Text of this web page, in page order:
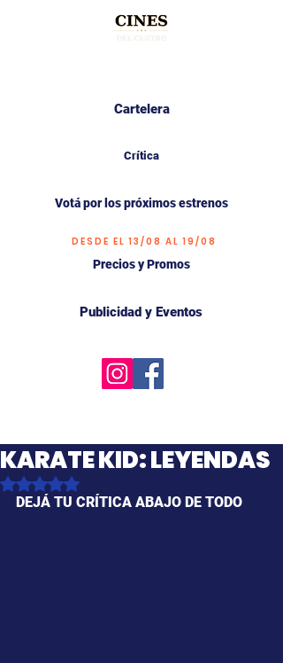
Cartelera
Crítica
Votá por los próximos estrenos
DESDE EL 13/08 AL 19/08
Precios y Promos
Publicidad y Eventos
KARATE KID: LEYENDAS
Obtuvo NaN de 5 estrellas.
DEJÁ TU CRÍTICA ABAJO DE TODO